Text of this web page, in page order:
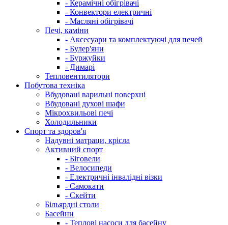
- Керамічні обігрівачі
- Конвектори електричні
- Масляні обігрівачі
Печі, каміни
- Аксесуари та комплектуючі для печей
- Булер'яни
- Буржуйки
- Димарі
Тепловентилятори
Побутова техніка
Вбудовані варильні поверхні
Вбудовані духові шафи
Мікрохвильові печі
Холодильники
Спорт та здоров'я
Надувні матраци, крісла
Активний спорт
- Біговели
- Велосипеди
- Електричні інвалідні візки
- Самокати
- Скейти
Більярдні столи
Басейни
- Теплові насоси для басейну